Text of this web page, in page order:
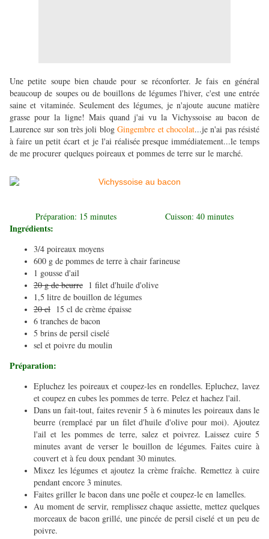
Une petite soupe bien chaude pour se réconforter. Je fais en général
beaucoup de soupes ou de bouillons de légumes l'hiver, c'est une entrée
saine et vitaminée. Seulement des légumes, je n'ajoute aucune matière
grasse pour la ligne! Mais quand j'ai vu la Vichyssoise au bacon de
Laurence sur son très joli blogGingembre et chocolat...je n'ai pas résisté
à faire un petit écart et je l'ai réalisée presque immédiatement...le temps
de me procurer quelques poireaux et pommes de terre sur le marché.
Préparation: 15 minutes Cuisson: 40 minutes
Ingrédients:
3/4 poireaux moyens
600 g de pommes de terre à chair farineuse
1 gousse d'ail
20 g de beurre 1 filet d'huile d'olive
1,5 litre de bouillon de légumes
20 cl 15 cl de crème épaisse
6 tranches de bacon
5 brins de persil ciselé
sel et poivre du moulin
Préparation:
Epluchez les poireaux et coupez-les en rondelles. Epluchez, lavez
et coupez en cubes les pommes de terre. Pelez et hachez l'ail.
Dans un fait-tout, faites revenir 5 à 6 minutes les poireaux dans le
beurre (remplacé par un filet d'huile d'olive pour moi). Ajoutez
l'ail et les pommes de terre, salez et poivrez. Laissez cuire 5
minutes avant de verser le bouillon de légumes. Faites cuire à
couvert et à feu doux pendant 30 minutes.
Mixez les légumes et ajoutez la crème fraîche. Remettez à cuire
pendant encore 3 minutes.
Faites griller le bacon dans une poêle et coupez-le en lamelles.
Au moment de servir, remplissez chaque assiette, mettez quelques
morceaux de bacon grillé, une pincée de persil ciselé et un peu de
poivre.